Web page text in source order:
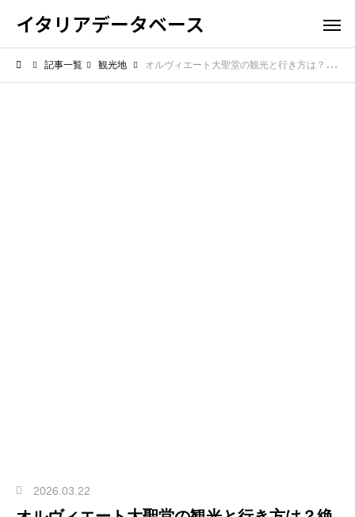
イタリアデータベース
記事一覧 観光地 オルヴィエート大聖堂の観光と行き方は？絶景の丘の上でゴシック建築を堪能
2026.03.22